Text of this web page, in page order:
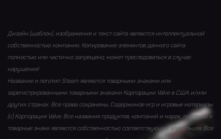
Дизайн (шаблон), изображения и текст сайта являются интеллектуальной
собственностью компании. Копирование элементов данного сайта
полностью или частично запрещено, может преследоваться в случае
нарушения!
Название и логотип Steam являются товарными знаками или
зарегистрированными товарными знаками Корпорации Valve в США и/или
других странах. Все права сохранены. Содержимое игр и игровые материалы
(с) Корпорация Valve. Все названия продуктов, компаний и марок, логотипы и
товарные знаки являются собственностью соответствующих владельцев. Все